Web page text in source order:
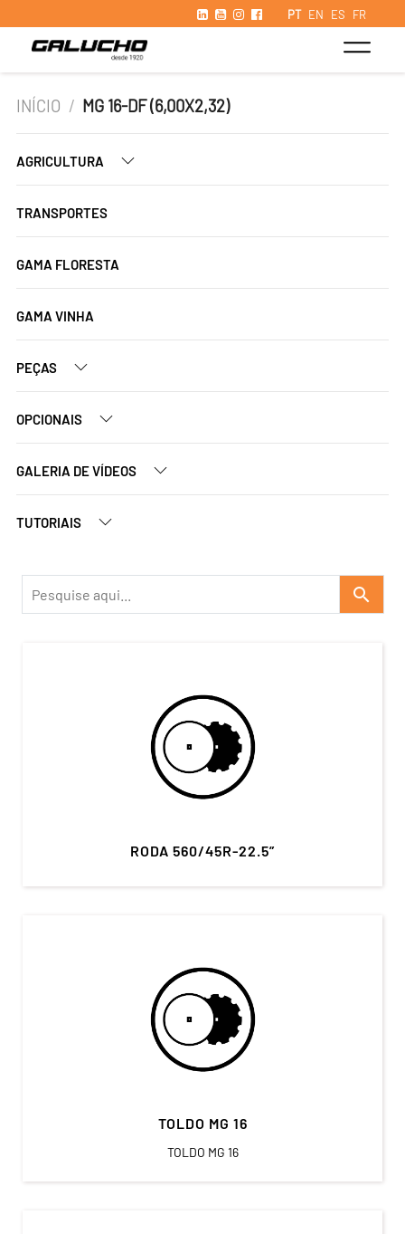
PT EN ES FR
INÍCIO / MG 16-DF (6,00X2,32)
AGRICULTURA
TRANSPORTES
GAMA FLORESTA
GAMA VINHA
PEÇAS
OPCIONAIS
GALERIA DE VÍDEOS
TUTORIAIS
search
RODA 560/45R-22.5”
TOLDO MG 16
TOLDO MG 16